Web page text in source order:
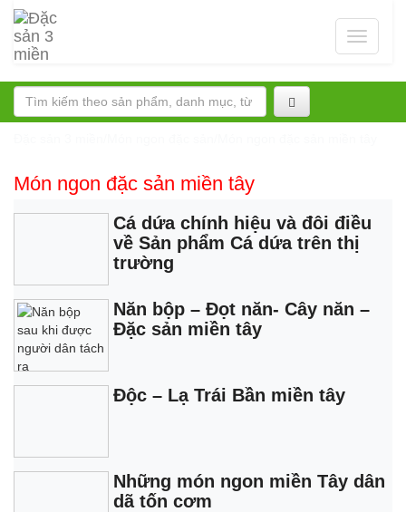
Toggle
Món ngon đặc sản miền tây
Cá dứa chính hiệu và đôi điều
về Sản phẩm Cá dứa trên thị
trường
Năn bộp – Đọt năn- Cây năn –
Đặc sản miền tây
Độc – Lạ Trái Bần miền tây
Những món ngon miền Tây dân
dã tốn cơm